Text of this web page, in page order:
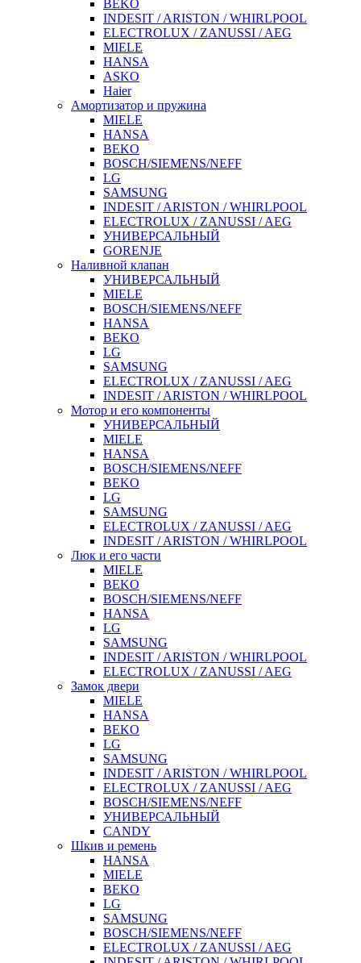
BEKO
INDESIT / ARISTON / WHIRLPOOL
ELECTROLUX / ZANUSSI / AEG
MIELE
HANSA
ASKO
Haier
Амортизатор и пружина
MIELE
HANSA
BEKO
BOSCH/SIEMENS/NEFF
LG
SAMSUNG
INDESIT / ARISTON / WHIRLPOOL
ELECTROLUX / ZANUSSI / AEG
УНИВЕРСАЛЬНЫЙ
GORENJE
Наливной клапан
УНИВЕРСАЛЬНЫЙ
MIELE
BOSCH/SIEMENS/NEFF
HANSA
BEKO
LG
SAMSUNG
ELECTROLUX / ZANUSSI / AEG
INDESIT / ARISTON / WHIRLPOOL
Мотор и его компоненты
УНИВЕРСАЛЬНЫЙ
MIELE
HANSA
BOSCH/SIEMENS/NEFF
BEKO
LG
SAMSUNG
ELECTROLUX / ZANUSSI / AEG
INDESIT / ARISTON / WHIRLPOOL
Люк и его части
MIELE
BEKO
BOSCH/SIEMENS/NEFF
HANSA
LG
SAMSUNG
INDESIT / ARISTON / WHIRLPOOL
ELECTROLUX / ZANUSSI / AEG
Замок двери
MIELE
HANSA
BEKO
LG
SAMSUNG
INDESIT / ARISTON / WHIRLPOOL
ELECTROLUX / ZANUSSI / AEG
BOSCH/SIEMENS/NEFF
УНИВЕРСАЛЬНЫЙ
CANDY
Шкив и ремень
HANSA
MIELE
BEKO
LG
SAMSUNG
BOSCH/SIEMENS/NEFF
ELECTROLUX / ZANUSSI / AEG